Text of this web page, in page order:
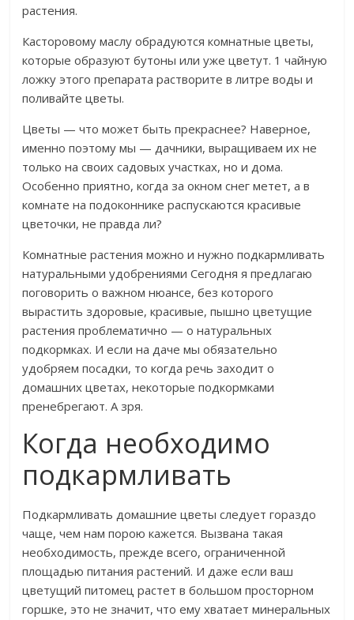
растения.
Касторовому маслу обрадуются комнатные цветы,
которые образуют бутоны или уже цветут. 1 чайную
ложку этого препарата растворите в литре воды и
поливайте цветы.
Цветы — что может быть прекраснее? Наверное,
именно поэтому мы — дачники, выращиваем их не
только на своих садовых участках, но и дома.
Особенно приятно, когда за окном снег метет, а в
комнате на подоконнике распускаются красивые
цветочки, не правда ли?
Комнатные растения можно и нужно подкармливать
натуральными удобрениями Сегодня я предлагаю
поговорить о важном нюансе, без которого
вырастить здоровые, красивые, пышно цветущие
растения проблематично — о натуральных
подкормках. И если на даче мы обязательно
удобряем посадки, то когда речь заходит о
домашних цветах, некоторые подкормками
пренебрегают. А зря.
Когда необходимо
подкармливать
Подкармливать домашние цветы следует гораздо
чаще, чем нам порою кажется. Вызвана такая
необходимость, прежде всего, ограниченной
площадью питания растений. И даже если ваш
цветущий питомец растет в большом просторном
горшке, это не значит, что ему хватает минеральных